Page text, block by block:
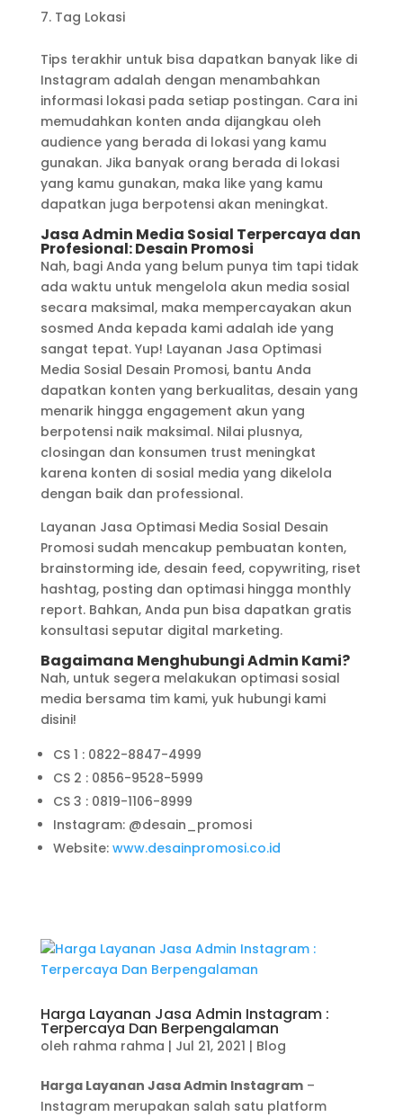
Tag Lokasi
Tips terakhir untuk bisa dapatkan banyak like di
Instagram adalah dengan menambahkan
informasi lokasi pada setiap postingan. Cara ini
memudahkan konten anda dijangkau oleh
audience yang berada di lokasi yang kamu
gunakan. Jika banyak orang berada di lokasi
yang kamu gunakan, maka like yang kamu
dapatkan juga berpotensi akan meningkat.
Jasa Admin Media Sosial Terpercaya dan
Profesional: Desain Promosi
Nah, bagi Anda yang belum punya tim tapi tidak
ada waktu untuk mengelola akun media sosial
secara maksimal, maka mempercayakan akun
sosmed Anda kepada kami adalah ide yang
sangat tepat. Yup! Layanan Jasa Optimasi
Media Sosial Desain Promosi, bantu Anda
dapatkan konten yang berkualitas, desain yang
menarik hingga engagement akun yang
berpotensi naik maksimal. Nilai plusnya,
closingan dan konsumen trust meningkat
karena konten di sosial media yang dikelola
dengan baik dan professional.
Layanan Jasa Optimasi Media Sosial Desain
Promosi sudah mencakup pembuatan konten,
brainstorming ide, desain feed, copywriting, riset
hashtag, posting dan optimasi hingga monthly
report. Bahkan, Anda pun bisa dapatkan gratis
konsultasi seputar digital marketing.
Bagaimana Menghubungi Admin Kami?
Nah, untuk segera melakukan optimasi sosial
media bersama tim kami, yuk hubungi kami
disini!
CS 1 : 0822-8847-4999
CS 2 : 0856-9528-5999
CS 3 : 0819-1106-8999
Instagram: @desain_promosi
Website: www.desainpromosi.co.id
Harga Layanan Jasa Admin Instagram :
Terpercaya Dan Berpengalaman
oleh rahma rahma | Jul 21, 2021 | Blog
Harga Layanan Jasa Admin Instagram–
Instagram merupakan salah satu platform